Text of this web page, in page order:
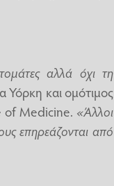
αλλά όχι τη
Υόρκη και ομότιμος
of Medicine. «Άλλοι
επηρεάζονται από